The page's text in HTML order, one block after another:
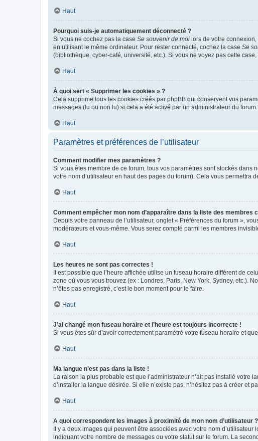
Haut
Pourquoi suis-je automatiquement déconnecté ?
Si vous ne cochez pas la case Se souvenir de moi lors de votre
en utilisant le même ordinateur. Pour rester connecté, cochez la case Se
(bibliothèque, cyber-café, université, etc.). Si vous ne voyez pas cette
Haut
À quoi sert « Supprimer les cookies » ?
Cela supprime tous les cookies créés par phpBB qui conservent vos
messages (lu ou non lu) si cela a été activé par un administrateur du
Haut
Paramètres et préférences de l’utilisateur
Comment modifier mes paramètres ?
Si vous êtes membre de ce forum, tous vos paramètres sont stockés dans
votre nom d’utilisateur en haut des pages du forum). Cela vous permettra
Haut
Comment empêcher mon nom d’apparaître dans la liste des membres
Depuis votre panneau de l’utilisateur, onglet « Préférences du forum »,
modérateurs et vous-même. Vous serez compté parmi les membres
Haut
Les heures ne sont pas correctes !
Il est possible que l’heure affichée utilise un fuseau horaire différent de
zone où vous vous trouvez (ex : Londres, Paris, New York, Sydney, etc.).
n’êtes pas enregistré, c’est le bon moment pour le faire.
Haut
J’ai changé mon fuseau horaire et l’heure est toujours incorrecte !
Si vous êtes sûr d’avoir correctement paramétré votre fuseau horaire et
Haut
Ma langue n’est pas dans la liste !
La raison la plus probable est que l’administrateur n’ait pas installé
d’installer la langue désirée. Si elle n’existe pas, n’hésitez pas à créer et
Haut
A quoi correspondent les images à proximité de mon nom d’utilisateur ?
Il y a deux images qui peuvent être associées avec votre nom
indiquant votre nombre de messages ou votre statut sur le forum. La